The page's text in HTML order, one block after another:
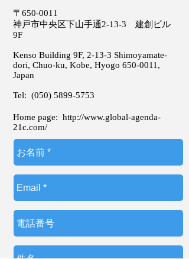
〒650-0011
神戸市中央区下山手通2-13-3 建創ビル
9F
Kenso Building 9F, 2-13-3 Shimoyamate-
dori, Chuo-ku, Kobe, Hyogo 650-0011 ,
Japan
Tel: (050) 5899-5753
Home page: http://www.global-agenda-
21c.com/